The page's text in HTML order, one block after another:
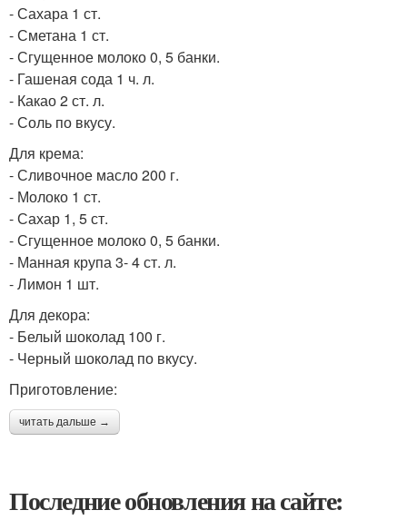
- Сахара 1 ст.
- Сметана 1 ст.
- Сгущенное молоко 0, 5 банки.
- Гашеная сода 1 ч. л.
- Какао 2 ст. л.
- Соль по вкусу.
Для крема:
- Сливочное масло 200 г.
- Молоко 1 ст.
- Сахар 1, 5 ст.
- Сгущенное молоко 0, 5 банки.
- Манная крупа 3- 4 ст. л.
- Лимон 1 шт.
Для декора:
- Белый шоколад 100 г.
- Черный шоколад по вкусу.
Приготовление:
читать дальше →
Последние обновления на сайте: